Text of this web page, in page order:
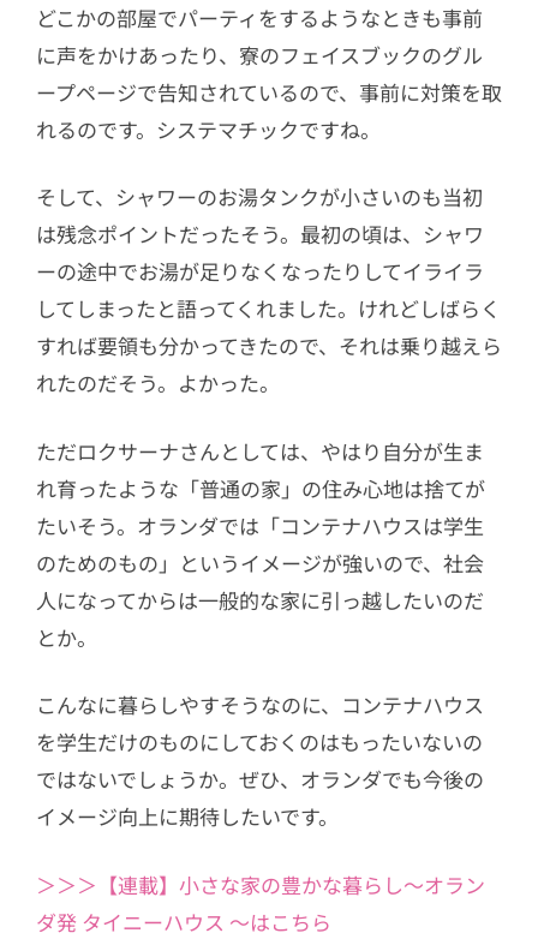
どこかの部屋でパーティをするようなときも事前
に声をかけあったり、寮のフェイスブックのグル
ープページで告知されているので、事前に対策を取
れるのです。システマチックですね。
そして、シャワーのお湯タンクが小さいのも当初
は残念ポイントだったそう。最初の頃は、シャワ
ーの途中でお湯が足りなくなったりしてイライラ
してしまったと語ってくれました。けれどしばらく
すれば要領も分かってきたので、それは乗り越えら
れたのだそう。よかった。
ただロクサーナさんとしては、やはり自分が生ま
れ育ったような「普通の家」の住み心地は捨てが
たいそう。オランダでは「コンテナハウスは学生
のためのもの」というイメージが強いので、社会
人になってからは一般的な家に引っ越したいのだ
とか。
こんなに暮らしやすそうなのに、コンテナハウス
を学生だけのものにしておくのはもったいないの
ではないでしょうか。ぜひ、オランダでも今後の
イメージ向上に期待したいです。
＞＞＞【連載】小さな家の豊かな暮らし〜オラン
ダ発 タイニーハウス 〜はこちら